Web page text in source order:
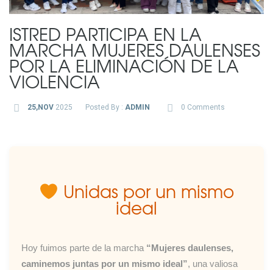
ISTRED PARTICIPA EN LA
MARCHA MUJERES DAULENSES
POR LA ELIMINACIÓN DE LA
VIOLENCIA
25,NOV2025 Posted By : ADMIN 0 Comments
Unidas por un mismo
ideal
Hoy fuimos parte de la marcha “Mujeres daulenses,
caminemos juntas por un mismo ideal”, una valiosa